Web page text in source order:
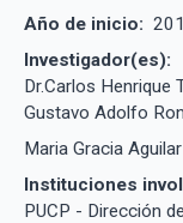
Año de inicio:
Investigador(es):
Dr.Carlos Henrique
Gustavo Adolfo
Maria Gracia
Instituciones
PUCP - Dirección